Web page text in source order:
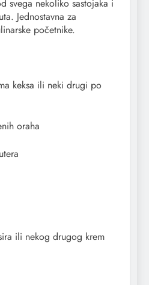
svega nekoliko sastojaka i
Jednostavna za
početnike.
keksa ili neki drugi po
oraha
ili nekog drugog krem